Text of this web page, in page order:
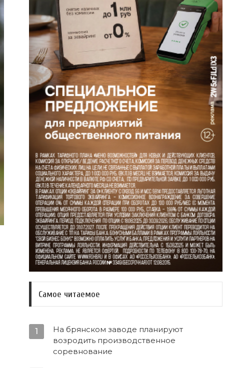
Самое читаемое
1
На брянском заводе планируют
возродить производственное
соревнование